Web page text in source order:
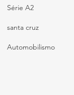
Série A2
santa cruz
Automobilismo